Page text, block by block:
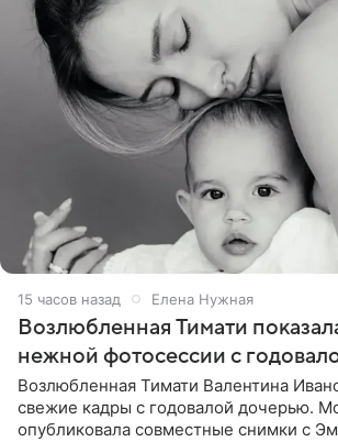
15 часов назад Елена Нужная
Возлюбленная Тимати
нежной фотосессии с
Возлюбленная Тимати Валентина
свежие кадры с годовалой дочерью.
опубликовала совместные снимки с